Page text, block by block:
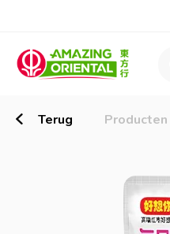
Terug Producten